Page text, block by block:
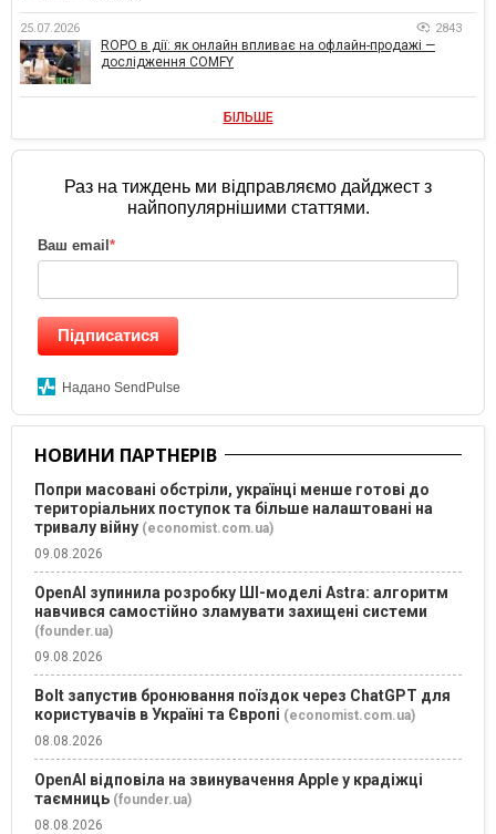
25.07.2026 2843
ROPO в дії: як онлайн впливає на офлайн-продажі —
дослідження COMFY
БІЛЬШЕ
Раз на тиждень ми відправляємо дайджест з
найпопулярнішими статтями.
Ваш email*
Підписатися
Надано SendPulse
НОВИНИ ПАРТНЕРІВ
Попри масовані обстріли, українці менше готові до
територіальних поступок та більше налаштовані на
тривалу війну (economist.com.ua)
09.08.2026
OpenAI зупинила розробку ШІ-моделі Astra: алгоритм
навчився самостійно зламувати захищені системи
(founder.ua)
09.08.2026
Bolt запустив бронювання поїздок через ChatGPT для
користувачів в Україні та Європі (economist.com.ua)
08.08.2026
OpenAI відповіла на звинувачення Apple у крадіжці
таємниць (founder.ua)
08.08.2026